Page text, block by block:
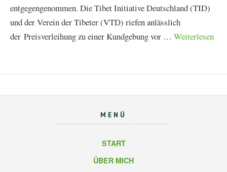
entgegengenommen. Die Tibet Initiative Deutschland (TID)
und der Verein der Tibeter (VTD) riefen anlässlich
der Preisverleihung zu einer Kundgebung vor … Weiterlesen
MENÜ
START
ÜBER MICH